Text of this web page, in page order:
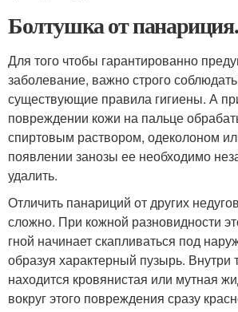
Болтушка от
Для того чтобы гарантированно
заболевание, важно строго
существующие правила гигиены. А
повреждении кожи на пальце
спиртовым раствором, одеколоном
появлении занозы ее необходимо
удалить.
Отличить панариций от других
сложно. При кожной разновидности
гной начинает скапливаться под
образуя характерный пузырь. Внутри
находится кровянистая или мутная
вокруг этого повреждения сразу